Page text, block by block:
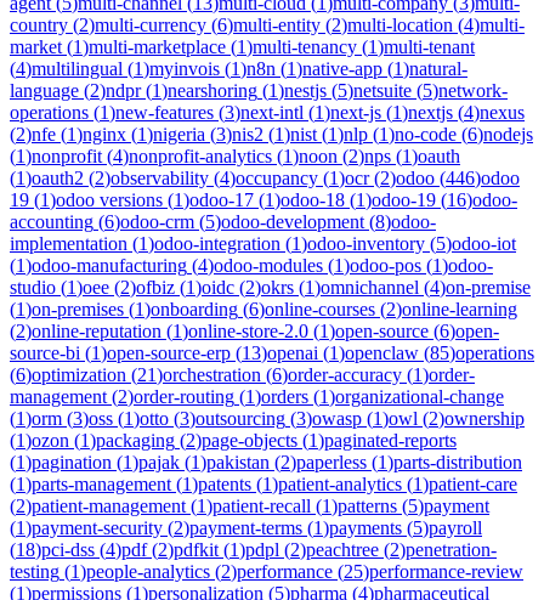
country (2)multi-currency (6)multi-entity (2)multi-location (4)multi-
market (1)multi-marketplace (1)multi-tenancy (1)multi-tenant
(4)multilingual (1)myinvois (1)n8n (1)native-app (1)natural-
language (2)ndpr(1)nearshoring (1)nestjs (5)netsuite (5)network-
operations (1)new-features (3)next-intl (1)next-js (1)nextjs (4)nexus
(2)nfe (1)nginx (1)nigeria (3)nis2 (1)nist (1)nlp (1)no-code (6)nodejs
(1)nonprofit (4)nonprofit-analytics (1)noon (2)nps (1)oauth
(1)oauth2 (2)observability (4)occupancy (1)ocr(2)odoo (446)odoo
19 (1)odoo versions (1)odoo-17 (1)odoo-18 (1)odoo-19 (16)odoo-
accounting (6)odoo-crm (5)odoo-development (8)odoo-
implementation (1)odoo-integration (1)odoo-inventory (5)odoo-iot
(1)odoo-manufacturing (4)odoo-modules (1)odoo-pos (1)odoo-
studio (1)oee (2)ofbiz (1)oidc (2)okrs (1)omnichannel (4)on-premise
(1)on-premises (1)onboarding (6)online-courses (2)online-learning
(2)online-reputation (1)online-store-2.0 (1)open-source (6)open-
source-bi (1)open-source-erp (13)openai (1)openclaw (85)operations
(6)optimization (21)orchestration (6)order-accuracy (1)order-
management (2)order-routing (1)orders (1)organizational-change
(1)orm (3)oss (1)otto (3)outsourcing (3)owasp (1)owl (2)ownership
(1)ozon (1)packaging (2)page-objects (1)paginated-reports
(1)pagination (1)pajak (1)pakistan (2)paperless (1)parts-distribution
(1)parts-management (1)patents (1)patient-analytics (1)patient-care
(2)patient-management (1)patient-recall (1)patterns (5)payment
(1)payment-security (2)payment-terms (1)payments (5)payroll
(18)pci-dss (4)pdf(2)pdfkit (1)pdpl (2)peachtree (2)penetration-
testing (1)people-analytics (2)performance (25)performance-review
(1)permissions (1)personalization (5)pharma (4)pharmaceutical